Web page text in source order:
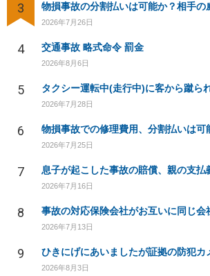
3 物損事故の分割払いは可能か？相手の
2026年7月26日
4 交通事故 略式命令 罰金
2026年8月6日
5 タクシー運転中(走行中)に客から蹴ら
2026年7月28日
6 物損事故での修理費用、分割払いは可
2026年7月25日
7 息子が起こした事故の賠償、親の支払
2026年7月16日
8 事故の対応保険会社がお互いに同じ会
2026年7月13日
9 ひきにげにあいましたが証拠の防犯カ
2026年8月3日